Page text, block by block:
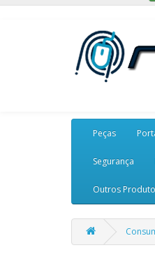
Peças
Segurança
Outros